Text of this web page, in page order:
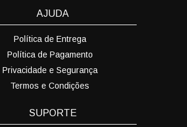
AJUDA
Política de Entrega
Política de Pagamento
Privacidade e Segurança
Termos e Condições
SUPORTE